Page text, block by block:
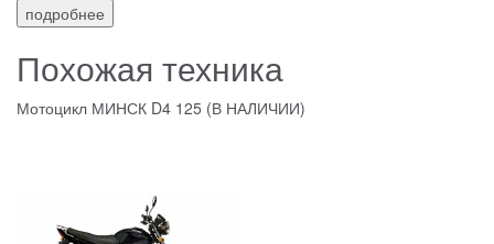
подробнее
Похожая техника
Мотоцикл МИНСК D4 125 (В НАЛИЧИИ)